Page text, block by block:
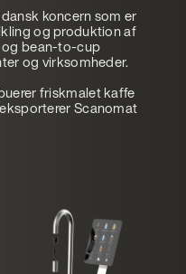
koncern som er
og produktion af
og bean-to-cup
og virksomheder.
friskmalet kaffe
Scanomat